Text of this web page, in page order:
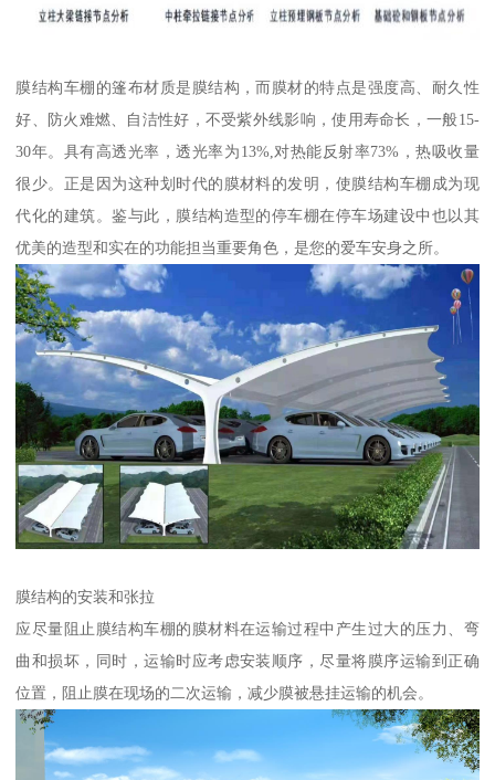
膜结构车棚的篷布材质是膜结构，而膜材的特点是强度高、耐久性
好、防火难燃、自洁性好，不受紫外线影响，使用寿命长，一般15-
30年。具有高透光率，透光率为13%,对热能反射率73%，热吸收量
很少。正是因为这种划时代的膜材料的发明，使膜结构车棚成为现
代化的建筑。鉴与此，膜结构造型的停车棚在停车场建设中也以其
优美的造型和实在的功能担当重要角色，是您的爱车安身之所。
膜结构的安装和张拉
应尽量阻止膜结构车棚的膜材料在运输过程中产生过大的压力、弯
曲和损坏，同时，运输时应考虑安装顺序，尽量将膜序运输到正确
位置，阻止膜在现场的二次运输，减少膜被悬挂运输的机会。